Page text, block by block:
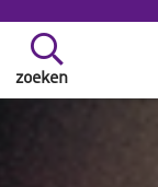
zoeken